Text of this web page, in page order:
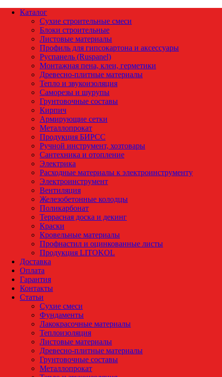
Каталог
Сухие строительные смеси
Блоки строительные
Листовые материалы
Профиль для гипсокартона и аксессуары
Руспанель (Ruspanel)
Монтажная пена, клеи, герметики
Древесно-плитные материалы
Тепло и звукоизоляция
Саморезы и шурупы
Грунтовочные составы
Кирпич
Армирующие сетки
Металлопрокат
Продукция БИРСС
Ручной инструмент, хозтовары
Сантехника и отопление
Электрика
Расходные материалы к электроинструменту
Электроинструмент
Вентиляция
Железобетонные колодцы
Поликарбонат
Террасная доска и декинг
Краски
Кровельные материалы
Профнастил и оцинкованные листы
Продукция LITOKOL
Доставка
Оплата
Гарантия
Контакты
Статьи
Сухие смеси
Фундаменты
Лакокрасочные материалы
Теплоизоляция
Листовые материалы
Древесно-плитные материалы
Грунтовочные составы
Металлопрокат